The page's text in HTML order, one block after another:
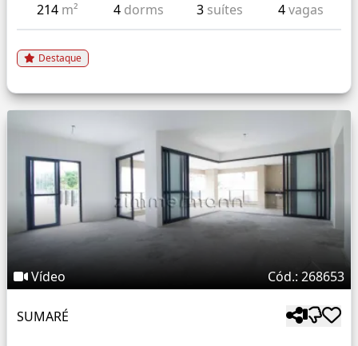
214 m² 4 dorms 3 suítes 4vagas
Destaque
Vídeo Cód.: 268653
SUMARÉ